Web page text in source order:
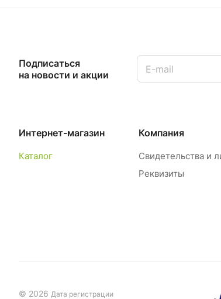
Подписаться
на новости и акции
Интернет-магазин
Каталог
Компания
Свидетельства и
Реквизиты
© 2026 Дата регистрации